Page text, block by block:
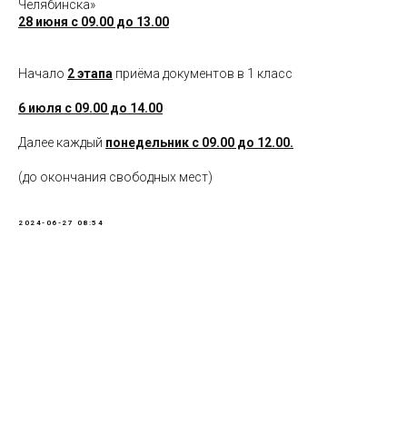
Челябинска»
28 июня с 09.00 до 13.00
Начало 2 этапа приёма документов в 1 класс
6 июля с 09.00 до 14.00
Далее каждый понедельник с 09.00 до 12.00.
(до окончания свободных мест)
2024-06-27 08:54